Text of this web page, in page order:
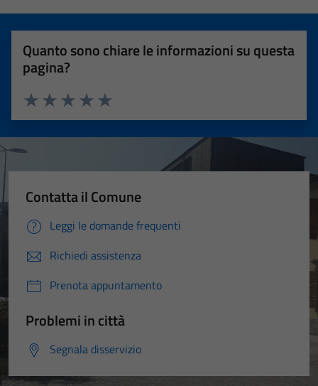
Quanto sono chiare le informazioni su questa
pagina?
Valuta 5 stelle su 5
Valuta 4 stelle su 5
Valuta 3 stelle su 5
Valuta 2 stelle su 5
Valuta 1 stelle su 5
Contatta il Comune
Leggi le domande frequenti
Richiedi assistenza
Prenota appuntamento
Problemi in città
Segnala disservizio